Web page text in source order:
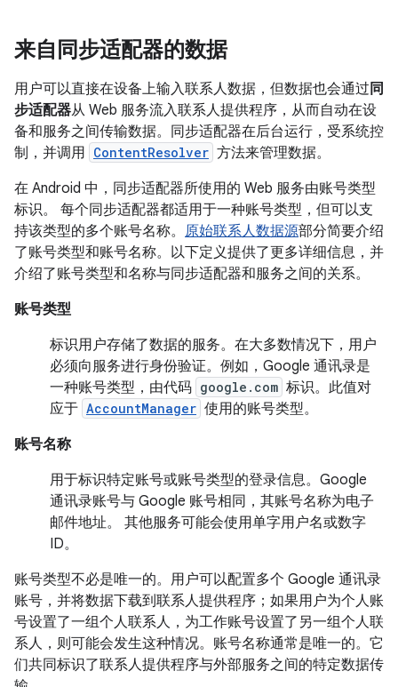
来自同步适配器的数据
用户可以直接在设备上输入联系人数据，但数据也会通过 同
步适配器从 Web 服务流入联系人提供程序，从而自动在设
备和服务之间传输数据。同步适配器在后台运行，受系统控
制，并调用 ContentResolver 方法来管理数据。
在 Android 中，同步适配器所使用的 Web 服务由账号类型
标识。 每个同步适配器都适用于一种账号类型，但可以支
持该类型的多个账号名称。 原始联系人数据源部分简要介绍
了账号类型和账号名称。以下定义提供了更多详细信息，并
介绍了账号类型和名称与同步适配器和服务之间的关系。
账号类型
标识用户存储了数据的服务。在大多数情况下，用户
必须向服务进行身份验证。例如，Google 通讯录是
一种账号类型，由代码 google.com 标识。此值对
应于 AccountManager 使用的账号类型。
账号名称
用于标识特定账号或账号类型的登录信息。Google
通讯录账号与 Google 账号相同，其账号名称为电子
邮件地址。 其他服务可能会使用单字用户名或数字
ID。
账号类型不必是唯一的。用户可以配置多个 Google 通讯录
账号，并将数据下载到联系人提供程序；如果用户为个人账
号设置了一组个人联系人，为工作账号设置了另一组个人联
系人，则可能会发生这种情况。账号名称通常是唯一的。它
们共同标识了联系人提供程序与外部服务之间的特定数据传